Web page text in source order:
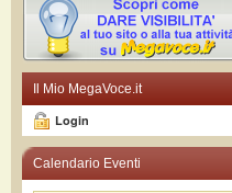
Il Mio MegaVoce.it
Login
Calendario Eventi